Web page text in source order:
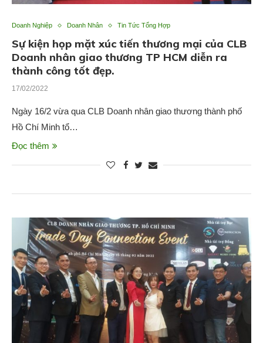
Doanh Nghiệp Doanh Nhân Tin Tức Tổng Hợp
Sự kiện họp mặt xúc tiến thương mại của CLB
Doanh nhân giao thương TP HCM diễn ra
thành công tốt đẹp.
17/02/2022
Ngày 16/2 vừa qua CLB Doanh nhân giao thương thành phố
Hồ Chí Minh tổ…
Đọc thêm